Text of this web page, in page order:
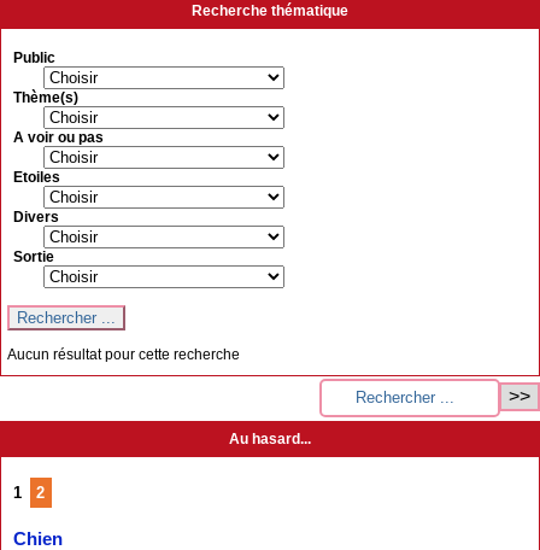
Recherche thématique
Public
Thème(s)
A voir ou pas
Etoiles
Divers
Sortie
Aucun résultat pour cette recherche
Au hasard...
1 2
Chien